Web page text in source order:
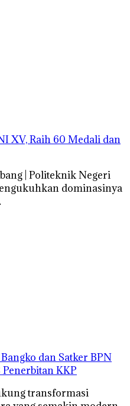
XV, Raih 60 Medali dan
| Politeknik Negeri
dominasinya
dan Satker BPN
KKP
transformasi